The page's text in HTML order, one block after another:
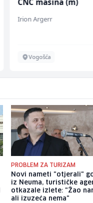
CNC mašina (m)
Irion Argerr
Vogošća
PROBLEM ZA TURIZAM
Novi nameti "otjerali"
iz Neuma, turističke
otkazale izlete: "Žao
ali izuzeća nema"